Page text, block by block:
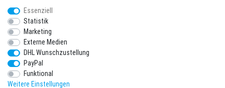
* Pflichtfeld
Ich möchte den Newsletter abonnieren. Bitte senden Sie mir entsprechend
Ihrer
Daten­schutz­erklärung
Informationen zu folgendem Produktsortiment per E-Mail zu: Sportartikel und
Zubehör aus Ihrem Sortiment.
Essenziell
Statistik
Marketing
Externe Medien
DHL Wunschzustellung
PayPal
Funktional
Weitere Einstellungen